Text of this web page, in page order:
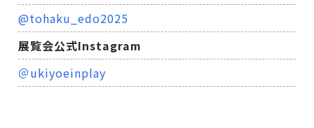
@tohaku_edo2025
展覧会公式Instagram
＠ukiyoeinplay